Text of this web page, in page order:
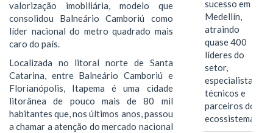
valorização imobiliária, modelo que
consolidou Balneário Camboriú como
líder nacional do metro quadrado mais
caro do país.
Localizada no litoral norte de Santa
Catarina, entre Balneário Camboriú e
Florianópolis, Itapema é uma cidade
litorânea de pouco mais de 80 mil
habitantes que, nos últimos anos, passou
a chamar a atenção do mercado nacional
sucesso em
Medellín,
atraindo
quase 400
líderes do
setor,
especialistas
técnicos e
parceiros do
ecossistema.…